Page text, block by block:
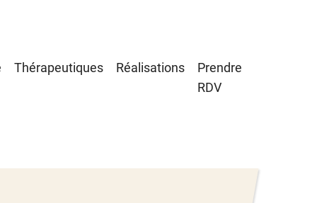
Thérapeutiques Réalisations
Prendre
RDV